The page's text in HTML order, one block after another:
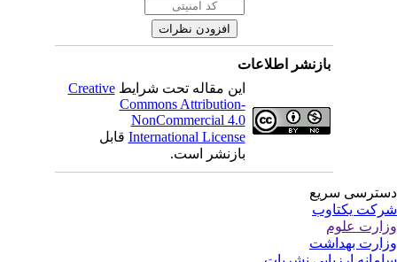
بازنشر اطلاعات
این مقاله تحت شرایطCreative
Commons Attribution-
NonCommercial 4.0
International Licenseقابل
بازنشر است.
سریع
یکتاوب
علوم
بهداشت